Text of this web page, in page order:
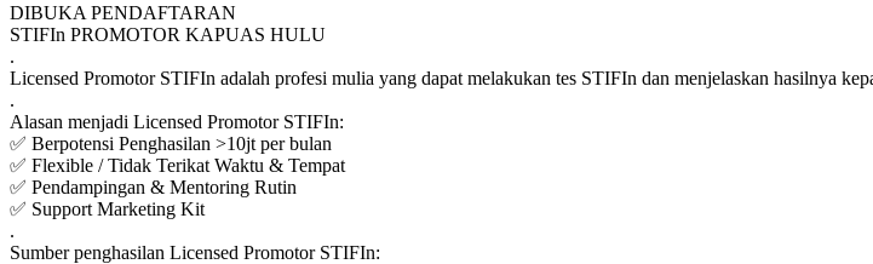
DIBUKA PENDAFTARAN
STIFIn PROMOTOR KAPUAS HULU
.
Licensed Promotor STIFIn adalah profesi mulia yang dapat melakukan tes STIFIn dan menjelaskan hasilnya
.
Alasan menjadi Licensed Promotor STIFIn:
✅ Berpotensi Penghasilan >10jt per bulan
✅ Flexible / Tidak Terikat Waktu & Tempat
✅ Pendampingan & Mentoring Rutin
✅ Support Marketing Kit
.
Sumber penghasilan Licensed Promotor STIFIn: